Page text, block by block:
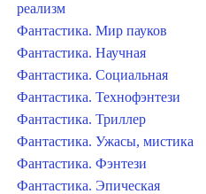
реализм
Фантастика. Мир пауков
Фантастика. Научная
Фантастика. Социальная
Фантастика. Технофэнтези
Фантастика. Триллер
Фантастика. Ужасы, мистика
Фантастика. Фэнтези
Фантастика. Эпическая